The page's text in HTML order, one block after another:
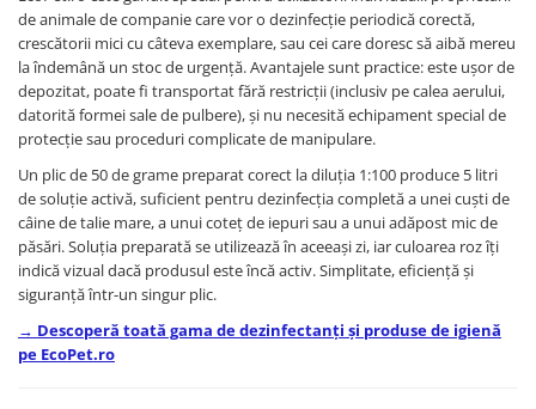
de animale de companie care vor o dezinfecție periodică corectă,
crescătorii mici cu câteva exemplare, sau cei care doresc să aibă mereu
la îndemână un stoc de urgență. Avantajele sunt practice: este ușor de
depozitat, poate fi transportat fără restricții (inclusiv pe calea aerului,
datorită formei sale de pulbere), și nu necesită echipament special de
protecție sau proceduri complicate de manipulare.
Un plic de 50 de grame preparat corect la diluția 1:100 produce 5 litri
de soluție activă, suficient pentru dezinfecția completă a unei cuști de
câine de talie mare, a unui coteț de iepuri sau a unui adăpost mic de
păsări. Soluția preparată se utilizează în aceeași zi, iar culoarea roz îți
indică vizual dacă produsul este încă activ. Simplitate, eficiență și
siguranță într-un singur plic.
→ Descoperă toată gama de dezinfectanți și produse de igienă
pe EcoPet.ro